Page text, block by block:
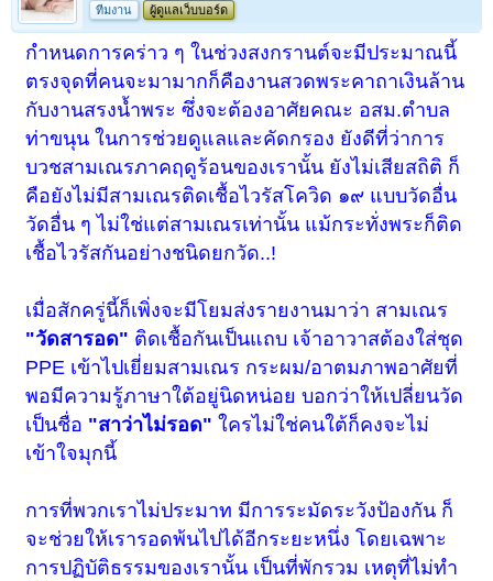
ทีมงาน
ผู้ดูแลเว็บบอร์ด
กำหนดการคร่าว ๆ ในช่วงสงกรานต์จะมีประมาณนี้
ตรงจุดที่คนจะมามากก็คืองานสวดพระคาถาเงินล้าน
กับงานสรงน้ำพระ ซึ่งจะต้องอาศัยคณะ อสม.ตำบล
ท่าขนุน ในการช่วยดูแลและคัดกรอง ยังดีที่ว่าการ
บวชสามเณรภาคฤดูร้อนของเรานั้น ยังไม่เสียสถิติ ก็
คือยังไม่มีสามเณรติดเชื้อไวรัสโควิด ๑๙ แบบวัดอื่น
วัดอื่น ๆ ไม่ใช่แต่สามเณรเท่านั้น แม้กระทั่งพระก็ติด
เชื้อไวรัสกันอย่างชนิดยกวัด..!
เมื่อสักครู่นี้ก็เพิ่งจะมีโยมส่งรายงานมาว่า สามเณร
"วัดสารอด" ติดเชื้อกันเป็นแถบ เจ้าอาวาสต้องใส่ชุด
PPE เข้าไปเยี่ยมสามเณร กระผม/อาตมภาพอาศัยที่
พอมีความรู้ภาษาใต้อยู่นิดหน่อย บอกว่าให้เปลี่ยนวัด
เป็นชื่อ "สาว่าไม่รอด" ใครไม่ใช่คนใต้ก็คงจะไม่
เข้าใจมุกนี้
การที่พวกเราไม่ประมาท มีการระมัดระวังป้องกัน ก็
จะช่วยให้เรารอดพ้นไปได้อีกระยะหนึ่ง โดยเฉพาะ
การปฏิบัติธรรมของเรานั้น เป็นที่พักรวม เหตุที่ไม่ทำ